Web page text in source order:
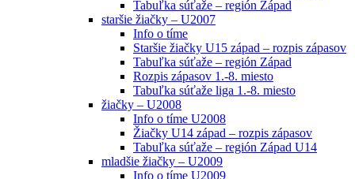
Tabuľka súťaže – región Západ
staršie žiačky – U2007
Info o tíme
Staršie žiačky U15 západ – rozpis zápasov
Tabuľka súťaže – región Západ
Rozpis zápasov 1.-8. miesto
Tabuľka súťaže liga 1.-8. miesto
žiačky – U2008
Info o tíme U2008
Žiačky U14 západ – rozpis zápasov
Tabuľka súťaže – región Západ U14
mladšie žiačky – U2009
Info o tíme U2009